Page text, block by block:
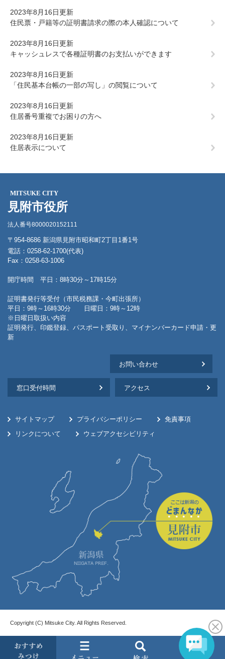
2023年8月16日更新
住民票・戸籍等の証明書請求の際の本人確認について
2023年8月16日更新
キャッシュレスで各種証明書のお支払いができます
2023年8月16日更新
「住民基本台帳の一部の写し」の閲覧について
2023年8月16日更新
住居番号重複でお困りの方へ
2023年8月16日更新
住居表示について
MITSUKE CITY
見附市役所
法人番号8000020152111
〒954-8686 新潟県見附市昭和町2丁目1番1号
電話：0258-62-1700(代表)
Fax：0258-63-1006
開庁時間 平日：8時30分～17時15分
証明書発行等受付（市民税務課・今町出張所）
平日：9時～16時30分 日曜日：9時～12時
※日曜日取扱い内容
証明発行、印鑑登録、パスポート受取り、マイナンバーカード申請・更
新
お問い合わせ
窓口受付時間 アクセス
サイトマップ プライバシーポリシー
免責事項
リンクについて
ウェブアクセシビリティ
Copyright (C) Mitsuke City. All Rights Reserved.